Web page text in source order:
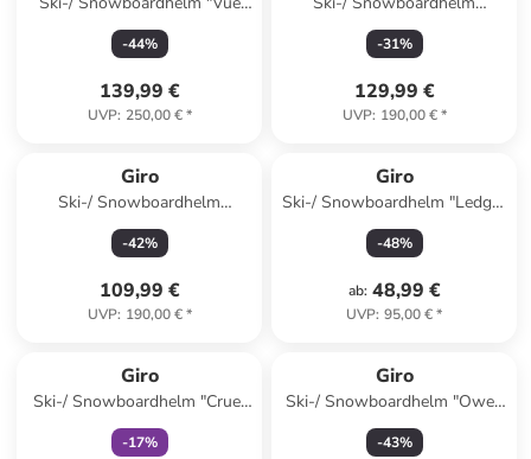
Mips" in Grau
-44%
139,99 €
UVP: 250,00 €*
"Jackson Mips" in Schwarz
-31%
129,99 €
UVP: 190,00 €*
Giro
Ski-/ Snowboardhelm
"Jackson Mips" in Hellgrün
-42%
109,99 €
UVP: 190,00 €*
Giro
Ski-/ Snowboardhelm "Ledge"
in Lila
-48%
ab: 48,99 €
UVP: 95,00 €*
Giro
Ski-/ Snowboardhelm "Crue"
in Pink
-17%
Giro
Ski-/ Snowboardhelm "Owen
Spherical" in Creme
-43%